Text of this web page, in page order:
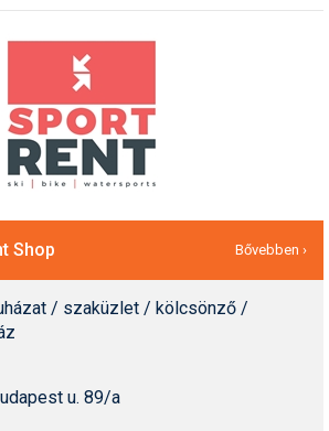
Shop Bővebben ›
/ szaküzlet / kölcsönző /
u. 89/a